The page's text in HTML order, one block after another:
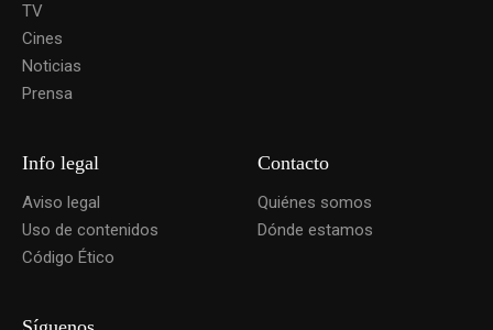
TV
Cines
Noticias
Prensa
Info legal
Aviso legal
Uso de contenidos
Código Ético
Contacto
Quiénes somos
Dónde estamos